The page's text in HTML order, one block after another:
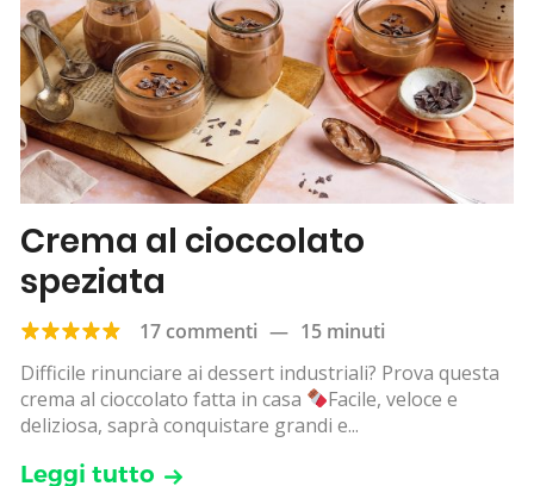
Crema al cioccolato
speziata
17 commenti — 15 minuti
Difficile rinunciare ai dessert industriali? Prova questa
crema al cioccolato fatta in casa
Facile, veloce e
deliziosa, saprà conquistare grandi e...
Leggi tutto